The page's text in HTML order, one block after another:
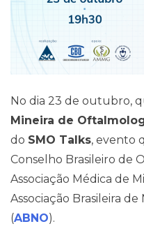
No dia 23 de outubro,
Mineira de
do SMO Talks, evento
Conselho Brasileiro de
Associação Médica de
Associação Brasileira
(ABNO).